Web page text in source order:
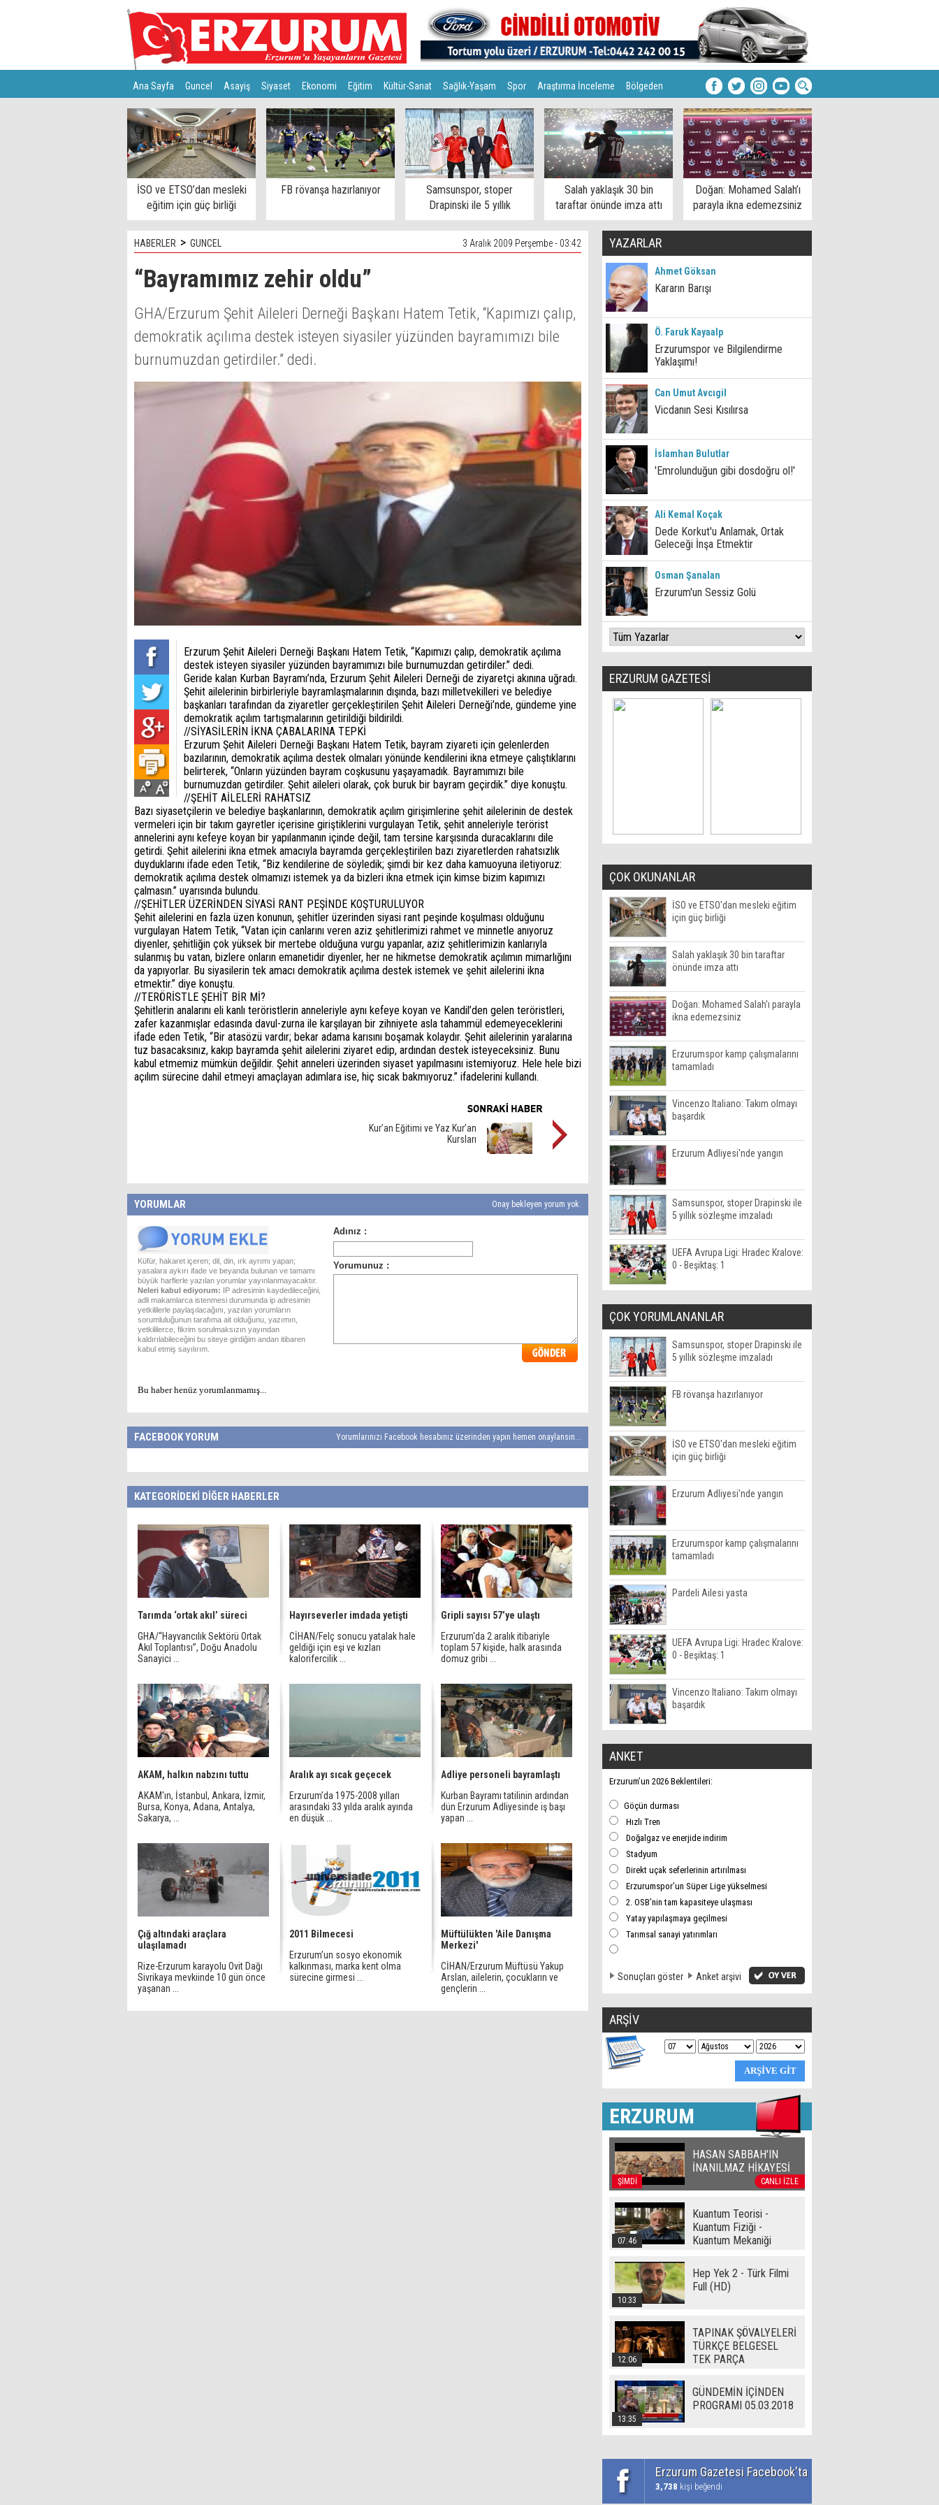
Ana Sayfa Guncel Asayiş Siyaset Ekonomi Eğitim Kültür-Sanat Sağlık-Yaşam Spor Araştırma İnceleme Bölgeden
Türkiye Teknoloji
İSO ve ETSO’dan mesleki
eğitim için güç birliği
FB rövanşa hazırlanıyor
Samsunspor, stoper
Drapinski ile 5 yıllık
sözleşme imzaladı
Salah yaklaşık 30 bin
taraftar önünde imza attı
Doğan: Mohamed Salah’ı
parayla ikna edemezsiniz
HABERLER > GUNCEL 3 Aralık 2009 Perşembe - 03:42
“Bayramımız zehir oldu”
GHA/Erzurum Şehit Aileleri Derneği Başkanı Hatem Tetik, “Kapımızı çalıp,
demokratik açılıma destek isteyen siyasiler yüzünden bayramımızı bile
burnumuzdan getirdiler.” dedi.
Erzurum Şehit Aileleri Derneği Başkanı Hatem Tetik, “Kapımızı çalıp, demokratik açılıma
destek isteyen siyasiler yüzünden bayramımızı bile burnumuzdan getirdiler.” dedi.
Geride kalan Kurban Bayramı’nda, Erzurum Şehit Aileleri Derneği de ziyaretçi akınına uğradı.
Şehit ailelerinin birbirleriyle bayramlaşmalarının dışında, bazı milletvekilleri ve belediye
başkanları tarafından da ziyaretler gerçekleştirilen Şehit Aileleri Derneği’nde, gündeme yine
demokratik açılım tartışmalarının getirildiği bildirildi.
//SİYASİLERİN İKNA ÇABALARINA TEPKİ
Erzurum Şehit Aileleri Derneği Başkanı Hatem Tetik, bayram ziyareti için gelenlerden
bazılarının, demokratik açılıma destek olmaları yönünde kendilerini ikna etmeye çalıştıklarını
belirterek, “Onların yüzünden bayram coşkusunu yaşayamadık. Bayramımızı bile
burnumuzdan getirdiler. Şehit aileleri olarak, çok buruk bir bayram geçirdik.” diye konuştu.
//ŞEHİT AİLELERİ RAHATSIZ
Bazı siyasetçilerin ve belediye başkanlarının, demokratik açılım girişimlerine şehit ailelerinin de destek
vermeleri için bir takım gayretler içerisine giriştiklerini vurgulayan Tetik, şehit anneleriyle terörist
annelerini aynı kefeye koyan bir yapılanmanın içinde değil, tam tersine karşısında duracaklarını dile
getirdi. Şehit ailelerini ikna etmek amacıyla bayramda gerçekleştirilen bazı ziyaretlerden rahatsızlık
duyduklarını ifade eden Tetik, “Biz kendilerine de söyledik; şimdi bir kez daha kamuoyuna iletiyoruz:
demokratik açılıma destek olmamızı istemek ya da bizleri ikna etmek için kimse bizim kapımızı
çalmasın.” uyarısında bulundu.
//ŞEHİTLER ÜZERİNDEN SİYASİ RANT PEŞİNDE KOŞTURULUYOR
Şehit ailelerini en fazla üzen konunun, şehitler üzerinden siyasi rant peşinde koşulması olduğunu
vurgulayan Hatem Tetik, “Vatan için canlarını veren aziz şehitlerimizi rahmet ve minnetle anıyoruz
diyenler, şehitliğin çok yüksek bir mertebe olduğuna vurgu yapanlar, aziz şehitlerimizin kanlarıyla
sulanmış bu vatan, bizlere onların emanetidir diyenler, her ne hikmetse demokratik açılımın mimarlığını
da yapıyorlar. Bu siyasilerin tek amacı demokratik açılıma destek istemek ve şehit ailelerini ikna
etmektir.” diye konuştu.
//TERÖRİSTLE ŞEHİT BİR Mİ?
Şehitlerin analarını eli kanlı teröristlerin anneleriyle aynı kefeye koyan ve Kandil’den gelen teröristleri,
zafer kazanmışlar edasında davul-zurna ile karşılayan bir zihniyete asla tahammül edemeyeceklerini
ifade eden Tetik, “Bir atasözü vardır; bekar adama karısını boşamak kolaydır. Şehit ailelerinin yaralarına
tuz basacaksınız, kakıp bayramda şehit ailelerini ziyaret edip, ardından destek isteyeceksiniz. Bunu
kabul etmemiz mümkün değildir. Şehit anneleri üzerinden siyaset yapılmasını istemiyoruz. Hele hele bizi
açılım sürecine dahil etmeyi amaçlayan adımlara ise, hiç sıcak bakmıyoruz.” ifadelerini kullandı.
Kur’an Eğitimi ve Yaz Kur’an
Kursları
YORUMLAR Onay bekleyen yorum yok.
Küfür, hakaret içeren; dil, din, ırk ayrımı yapan;
yasalara aykırı ifade ve beyanda bulunan ve tamamı
büyük harflerle yazılan yorumlar yayınlanmayacaktır.
Neleri kabul ediyorum: IP adresimin kaydedileceğini,
adli makamlarca istenmesi durumunda ip adresimin
yetkililerle paylaşılacağını, yazılan yorumların
sorumluluğunun tarafıma ait olduğunu, yazımın,
yetkililerce, fikrim sorulmaksızın yayından
kaldırılabileceğini bu siteye girdiğim andan itibaren
kabul etmiş sayılırım.
Bu haber henüz yorumlanmamış...
FACEBOOK YORUM Yorumlarınızı Facebook hesabınız üzerinden yapın hemen onaylansın...
KATEGORİDEKİ DİĞER HABERLER
Tarımda ‘ortak akıl’ süreci
GHA/“Hayvancılık Sektörü Ortak
Akıl Toplantısı”, Doğu Anadolu
Sanayici ...
Hayırseverler imdada yetişti
CİHAN/Felç sonucu yatalak hale
geldiği için eşi ve kızları
kalorifercilik ...
Gripli sayısı 57’ye ulaştı
Erzurum'da 2 aralık itibariyle
toplam 57 kişide, halk arasında
domuz gribi ...
AKAM, halkın nabzını tuttu
AKAM'ın, İstanbul, Ankara, İzmir,
Bursa, Konya, Adana, Antalya,
Sakarya, ...
Aralık ayı sıcak geçecek
Erzurum’da 1975-2008 yılları
arasındaki 33 yılda aralık ayında
en düşük ...
Adliye personeli bayramlaştı
Kurban Bayramı tatilinin ardından
dün Erzurum Adliyesinde iş başı
yapan ...
Çığ altındaki araçlara
ulaşılamadı
Rize-Erzurum karayolu Ovit Dağı
Sivrikaya mevkiinde 10 gün önce
yaşanan ...
2011 Bilmecesi
Erzurum’un sosyo ekonomik
kalkınması, marka kent olma
sürecine girmesi ...
Müftülükten 'Aile Danışma
Merkezi'
CİHAN/Erzurum Müftüsü Yakup
Arslan, ailelerin, çocukların ve
gençlerin ...
YAZARLAR
Ahmet Göksan
Kararın Barışı
Ö. Faruk Kayaalp
Erzurumspor ve Bilgilendirme
Yaklaşımı!
Can Umut Avcıgil
Vicdanın Sesi Kısılırsa
İslamhan Bulutlar
'Emrolunduğun gibi dosdoğru ol!'
Ali Kemal Koçak
Dede Korkut'u Anlamak, Ortak
Geleceği İnşa Etmektir
Osman Şanalan
Erzurum'un Sessiz Golü
ERZURUM GAZETESİ
ÇOK OKUNANLAR
İSO ve ETSO'dan mesleki eğitim
için güç birliği
Salah yaklaşık 30 bin taraftar
önünde imza attı
Doğan: Mohamed Salah'ı parayla
ikna edemezsiniz
Erzurumspor kamp çalışmalarını
tamamladı
Vincenzo Italiano: Takım olmayı
başardık
Erzurum Adliyesi'nde yangın
Samsunspor, stoper Drapinski ile
5 yıllık sözleşme imzaladı
UEFA Avrupa Ligi: Hradec Kralove:
0 - Beşiktaş: 1
ÇOK YORUMLANANLAR
Samsunspor, stoper Drapinski ile
5 yıllık sözleşme imzaladı
FB rövanşa hazırlanıyor
İSO ve ETSO'dan mesleki eğitim
için güç birliği
Erzurum Adliyesi'nde yangın
Erzurumspor kamp çalışmalarını
tamamladı
Pardeli Ailesi yasta
UEFA Avrupa Ligi: Hradec Kralove:
0 - Beşiktaş: 1
Vincenzo Italiano: Takım olmayı
başardık
ANKET
Erzurum’un 2026 Beklentileri:
Göçün durması
Hızlı Tren
Doğalgaz ve enerjide indirim
Stadyum
Direkt uçak seferlerinin artırılması
Erzurumspor’un Süper Lige yükselmesi
2. OSB’nin tam kapasiteye ulaşması
Yatay yapılaşmaya geçilmesi
Tarımsal sanayi yatırımları
Sonuçları göster Anket arşivi
ARŞİV
ERZURUM
ŞİMDİ CANLI İZLE
HASAN SABBAH'IN
İNANILMAZ HİKAYESİ
07:46
Kuantum Teorisi -
Kuantum Fiziği -
Kuantum Mekaniği
10:33
Hep Yek 2 - Türk Filmi
Full (HD)
12:06
TAPINAK ŞÖVALYELERİ
TÜRKÇE BELGESEL
TEK PARÇA
13:35
GÜNDEMİN İÇİNDEN
PROGRAMI 05.03.2018
Erzurum Gazetesi Facebook'ta
3,738 kişi beğendi